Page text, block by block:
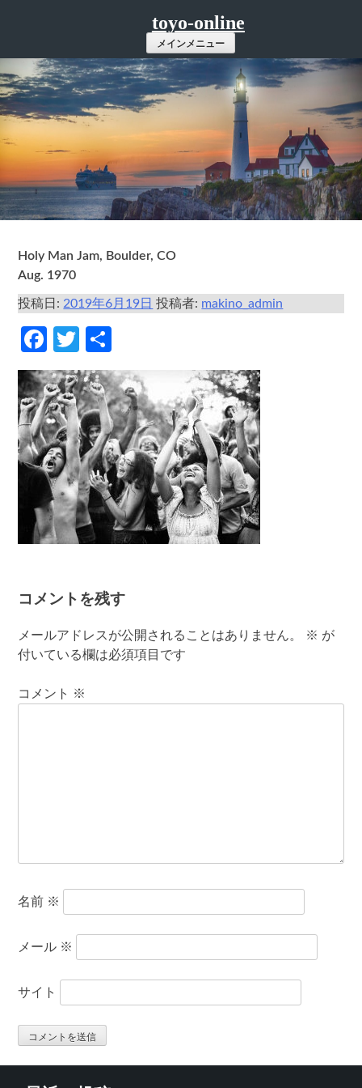
ツ
へ
ス
キ
ッ
プ
toyo-online
メインメニュー
Holy Man Jam, Boulder, CO
Aug. 1970
投稿日: 2019年6月19日 投稿者: makino_admin
Facebook
Twitter
有
コメントを残す
メールアドレスが公開されることはありません。 ※ が
付いている欄は必須項目です
コメント ※
名前 ※
メール ※
サイト